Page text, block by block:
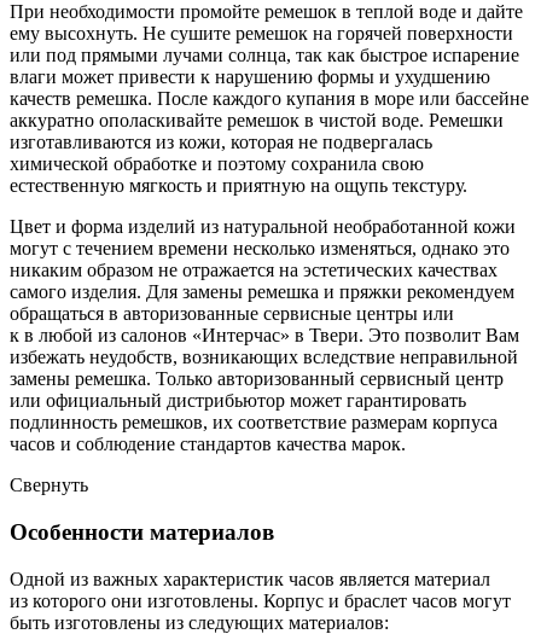
При необходимости промойте ремешок в теплой воде и дайте
ему высохнуть. Не сушите ремешок на горячей поверхности
или под прямыми лучами солнца, так как быстрое испарение
влаги может привести к нарушению формы и ухудшению
качеств ремешка. После каждого купания в море или бассейне
аккуратно ополаскивайте ремешок в чистой воде. Ремешки
изготавливаются из кожи, которая не подвергалась
химической обработке и поэтому сохранила свою
естественную мягкость и приятную на ощупь текстуру.
Цвет и форма изделий из натуральной необработанной кожи
могут с течением времени несколько изменяться, однако это
никаким образом не отражается на эстетических качествах
самого изделия. Для замены ремешка и пряжки рекомендуем
обращаться в авторизованные сервисные центры или
к в любой из салонов «Интерчас» в Твери. Это позволит Вам
избежать неудобств, возникающих вследствие неправильной
замены ремешка. Только авторизованный сервисный центр
или официальный дистрибьютор может гарантировать
подлинность ремешков, их соответствие размерам корпуса
часов и соблюдение стандартов качества марок.
Свернуть
Особенности материалов
Одной из важных характеристик часов является материал
из которого они изготовлены. Корпус и браслет часов могут
быть изготовлены из следующих материалов: